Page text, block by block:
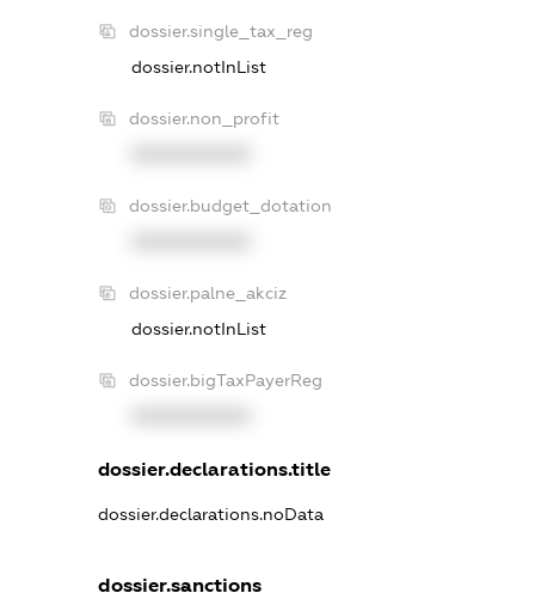
dossier.single_tax_reg
dossier.notInList
dossier.non_profit
dossier.budget_dotation
dossier.palne_akciz
dossier.notInList
dossier.bigTaxPayerReg
dossier.declarations.title
dossier.declarations.noData
dossier.sanctions